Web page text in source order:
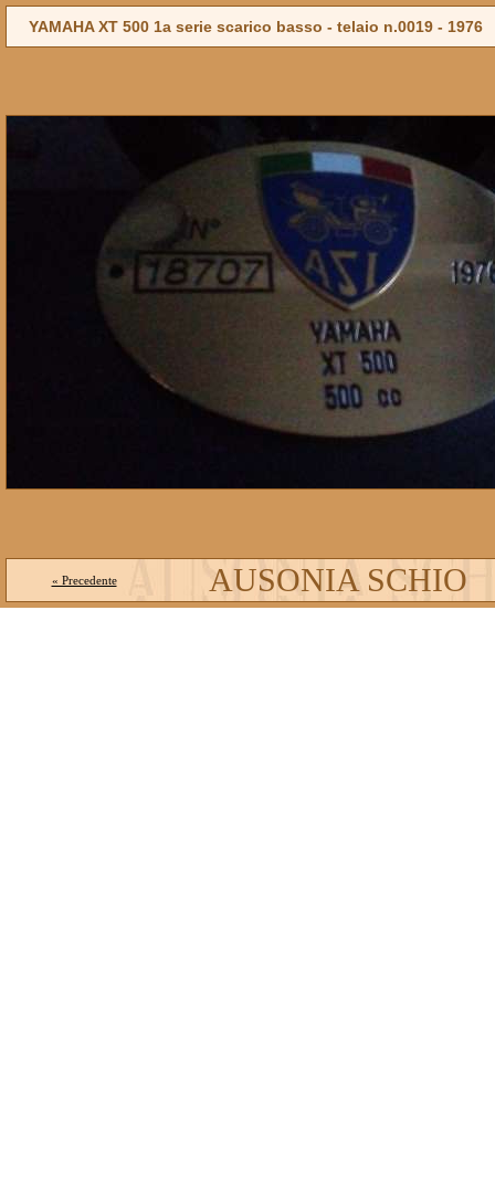
YAMAHA XT 500 1a serie scarico basso - telaio n.0019 - 1976
« Precedente AUSONIA SCHIO